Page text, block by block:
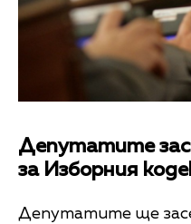
Депутатите
за Изборния
Депутатите ще